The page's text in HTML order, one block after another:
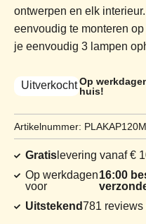
ontwerpen en elk
eenvoudig te monteren
je eenvoudig 3 lampen
UitverkochtOp
huis!
Artikelnummer:
Gratis levering vanaf €
Op werkdagen
voor
16:00
Uitstekend781 reviews